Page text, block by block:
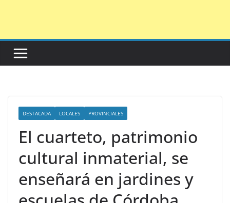
DESTACADA LOCALES PROVINCIALES
El cuarteto, patrimonio
cultural inmaterial, se
enseñará en jardines y